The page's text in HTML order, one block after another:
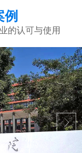
例
的认可与使用